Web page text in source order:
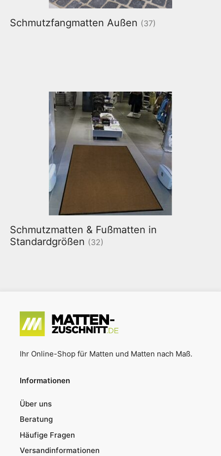
Schmutzfangmatten Außen (37)
Schmutzmatten & Fußmatten in
Standardgrößen (32)
Ihr Online-Shop für Matten und Matten nach Maß.
Informationen
Über uns
Beratung
Häufige Fragen
Versandinformationen